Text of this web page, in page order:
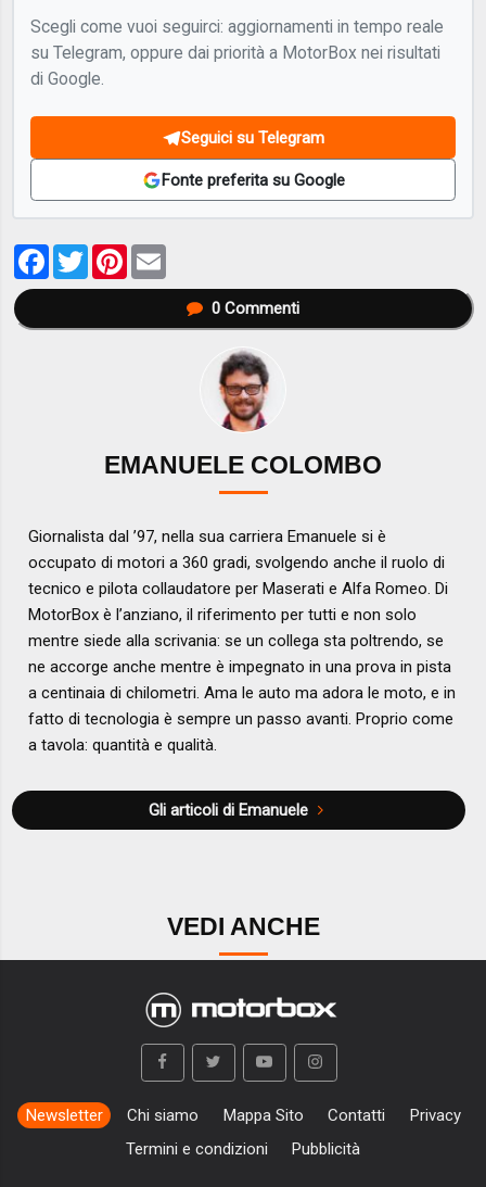
Scegli come vuoi seguirci: aggiornamenti in tempo reale
su Telegram, oppure dai priorità a MotorBox nei risultati
di Google.
Seguici su Telegram
Fonte preferita su Google
Facebook
TwitterPinterest
0Commenti
EMANUELE COLOMBO
Giornalista dal ’97, nella sua carriera Emanuele si è
occupato di motori a 360 gradi, svolgendo anche il ruolo di
tecnico e pilota collaudatore per Maserati e Alfa Romeo. Di
MotorBox è l’anziano, il riferimento per tutti e non solo
mentre siede alla scrivania: se un collega sta poltrendo, se
ne accorge anche mentre è impegnato in una prova in pista
a centinaia di chilometri. Ama le auto ma adora le moto, e in
fatto di tecnologia è sempre un passo avanti. Proprio come
a tavola: quantità e qualità.
Gli articoli di Emanuele
VEDI ANCHE
Newsletter Chi siamo Mappa Sito Contatti
Privacy
Termini e condizioni
Pubblicità